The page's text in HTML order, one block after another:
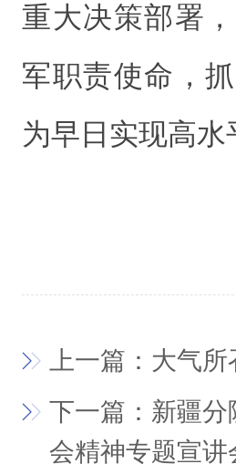
重大决策部署
军职责使命，
为早日实现高
上一篇：大气
下一篇：新疆
会精神专题宣讲